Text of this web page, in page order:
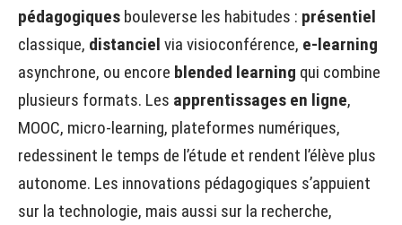
pédagogiques bouleverse les habitudes : présentiel
classique, distanciel via visioconférence, e-learning
asynchrone, ou encore blended learning qui combine
plusieurs formats. Les apprentissages en ligne,
MOOC, micro-learning, plateformes numériques,
redessinent le temps de l’étude et rendent l’élève plus
autonome. Les innovations pédagogiques s’appuient
sur la technologie, mais aussi sur la recherche,